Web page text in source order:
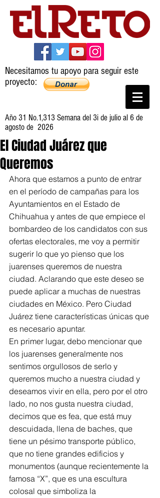
Necesitamos tu apoyo para seguir este
proyecto:
Año 31 No.1,313 Semana del 3i de julio al 6 de
agosto de 2026
El Ciudad Juárez que
Queremos
Ahora que estamos a punto de entrar
en el período de campañas para los
Ayuntamientos en el Estado de
Chihuahua y antes de que empiece el
bombardeo de los candidatos con sus
ofertas electorales, me voy a permitir
sugerir lo que yo pienso que los
juarenses queremos de nuestra
ciudad. Aclarando que este deseo se
puede aplicar a muchas de nuestras
ciudades en México. Pero Ciudad
Juárez tiene características únicas que
es necesario apuntar.
En primer lugar, debo mencionar que
los juarenses generalmente nos
sentimos orgullosos de serlo y
queremos mucho a nuestra ciudad y
deseamos vivir en ella, pero por el otro
lado, no nos gusta nuestra ciudad,
decimos que es fea, que está muy
descuidada, llena de baches, que
tiene un pésimo transporte público,
que no tiene grandes edificios y
monumentos (aunque recientemente la
famosa “X”, que es una escultura
colosal que simboliza la